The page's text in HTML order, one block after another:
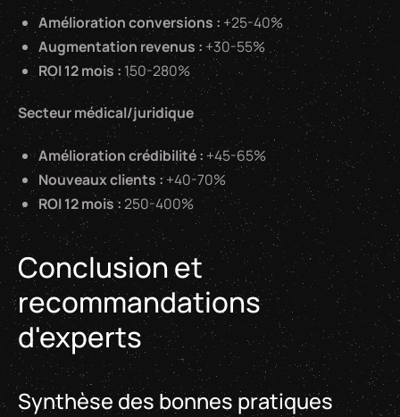
Amélioration conversions : +25-40%
Augmentation revenus : +30-55%
ROI 12 mois : 150-280%
Secteur médical/juridique
Amélioration crédibilité : +45-65%
Nouveaux clients :+40-70%
ROI 12 mois :250-400%
Conclusion et
recommandations
d'experts
Synthèse des bonnes pratiques